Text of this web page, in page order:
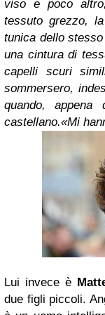
viso e poco
tessuto grezzo,
tunica dello
una cintura di
capelli scuri
sommersero,
quando, appena
castellano.«Mi
Lui invece è
due figli piccoli.